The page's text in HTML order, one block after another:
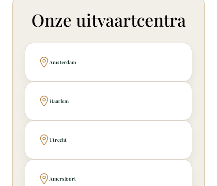
Onze uitvaartcentra
Amsterdam
Haarlem
Utrecht
Amersfoort